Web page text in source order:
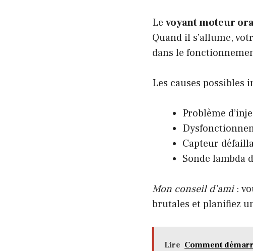
Le voyant moteur
Quand il s’allume,
dans le
Les causes possibles
Problème
Capteur
Sonde lambda
Mon conseil d’ami:
brutales et planifiez
Lire Comment